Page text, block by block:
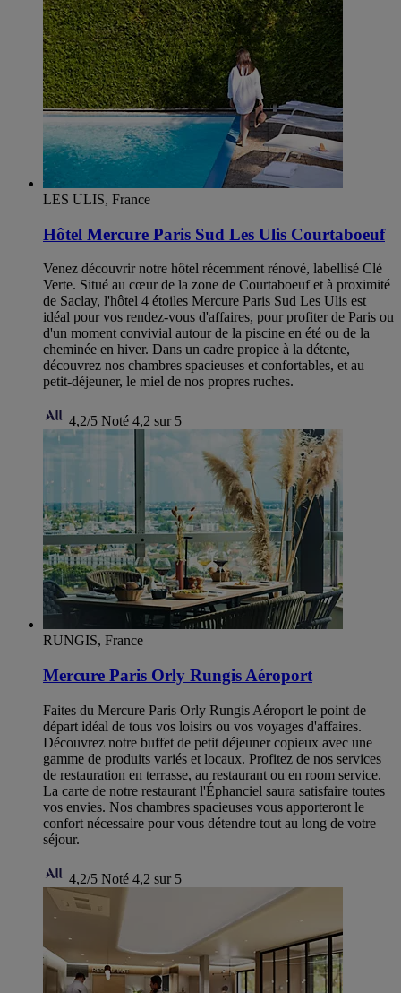
LES ULIS, France
Hôtel Mercure Paris Sud Les Ulis Courtaboeuf
Venez découvrir notre hôtel récemment rénové, labellisé Clé
Verte. Situé au cœur de la zone de Courtaboeuf et à proximité
de Saclay, l'hôtel 4 étoiles Mercure Paris Sud Les Ulis est
idéal pour vos rendez-vous d'affaires, pour profiter de Paris ou
d'un moment convivial autour de la piscine en été ou de la
cheminée en hiver. Dans un cadre propice à la détente,
découvrez nos chambres spacieuses et confortables, et au
petit-déjeuner, le miel de nos propres ruches.
4,2/5 Noté 4,2 sur 5
RUNGIS, France
Mercure Paris Orly Rungis Aéroport
Faites du Mercure Paris Orly Rungis Aéroport le point de
départ idéal de tous vos loisirs ou vos voyages d'affaires.
Découvrez notre buffet de petit déjeuner copieux avec une
gamme de produits variés et locaux. Profitez de nos services
de restauration en terrasse, au restaurant ou en room service.
La carte de notre restaurant l'Éphanciel saura satisfaire toutes
vos envies. Nos chambres spacieuses vous apporteront le
confort nécessaire pour vous détendre tout au long de votre
séjour.
4,2/5 Noté 4,2 sur 5